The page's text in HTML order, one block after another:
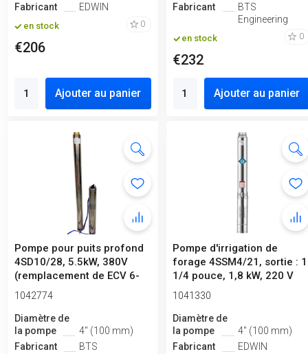
Fabricant
EDWIN
en stock 0
€206
Ajouter au panier
Fabricant
BTS
Engineering
en stock 0
€232
Ajouter au panier
Pompe pour puits profond
4SD10/28, 5.5kW, 380V
(remplacement de ECV 6-
10-110)
1042774
Diamètre de
la pompe
4" (100 mm)
Fabricant
BTS
Pompe d'irrigation de
forage 4SSM4/21, sortie : 1
1/4 pouce, 1,8 kW, 220 V
1041330
Diamètre de
la pompe
4" (100 mm)
Fabricant
EDWIN